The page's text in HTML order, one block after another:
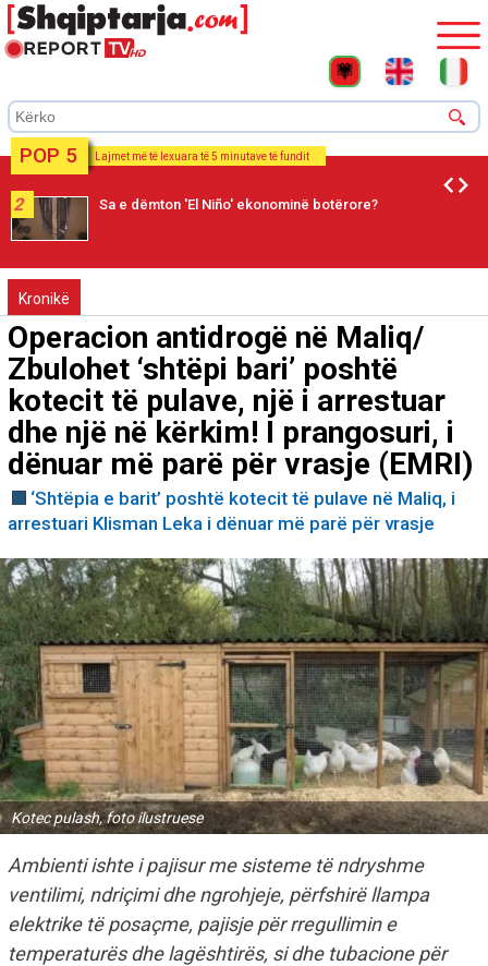
POP 5 Lajmet më të lexuara të 5 minutave të fundit
2 Sa e dëmton 'El Niño' ekonominë botërore?
Kronikë
Operacion antidrogë në Maliq/
Zbulohet ‘shtëpi bari’ poshtë
kotecit të pulave, një i arrestuar
dhe një në kërkim! I prangosuri, i
dënuar më parë për vrasje (EMRI)
‘Shtëpia e barit’ poshtë kotecit të pulave në Maliq, i
arrestuari Klisman Leka i dënuar më parë për vrasje
Kotec pulash, foto ilustruese
Ambienti ishte i pajisur me sisteme të ndryshme
ventilimi, ndriçimi dhe ngrohjeje, përfshirë llampa
elektrike të posaçme, pajisje për rregullimin e
temperaturës dhe lagështirës, si dhe tubacione për